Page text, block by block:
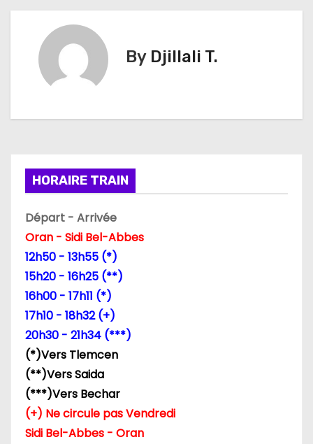
v
t
o
n
d
e
a
r
t
By Djillali T.
HORAIRE TRAIN
Départ - Arrivée
Oran - Sidi Bel-Abbes
12h50 - 13h55 (*)
15h20 - 16h25 (**)
16h00 - 17h11 (*)
17h10 - 18h32 (+)
20h30 - 21h34 (***)
(*)Vers Tlemcen
(**)Vers Saida
(***)Vers Bechar
(+) Ne circule pas Vendredi
Sidi Bel-Abbes - Oran